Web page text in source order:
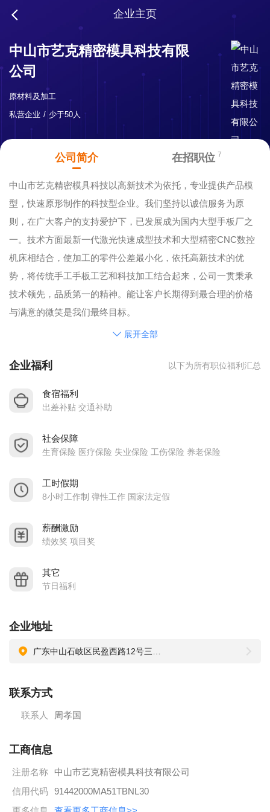
企业主页
中山市艺克精密模具科技有限
公司
原材料及加工
私营企业
少于50人
公司简介 在招职位 7
中山市艺克精密模具科技以高新技术为依托，专业提供产品模
型，快速原形制作的科技型企业。我们坚持以诚信服务为原
则，在广大客户的支持爱护下，已发展成为国内大型手板厂之
一。技术方面最新一代激光快速成型技术和大型精密CNC数控
机床相结合，使加工的零件公差最小化，依托高新技术的优
势，将传统手工手板工艺和科技加工结合起来，公司一贯秉承
技术领先，品质第一的精神。能让客户长期得到最合理的价格
与满意的微笑是我们最终目标。
展开全部
企业福利 以下为所有职位福利汇总
食宿福利
出差补贴 交通补助
社会保障
生育保险 医疗保险 失业保险 工伤保险 养老保险
工时假期
8小时工作制 弹性工作 国家法定假
薪酬激励
绩效奖 项目奖
其它
节日福利
企业地址
联系方式
联系人 周孝国
工商信息
注册名称 中山市艺克精密模具科技有限公司
信用代码 91442000MA51TBNL30